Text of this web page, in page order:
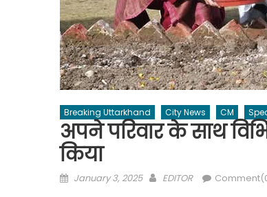
Breaking Uttarkhand City News CM
अपने परिवार के साथ
किया
Posted
January 3, 2025 Author
EDITOR